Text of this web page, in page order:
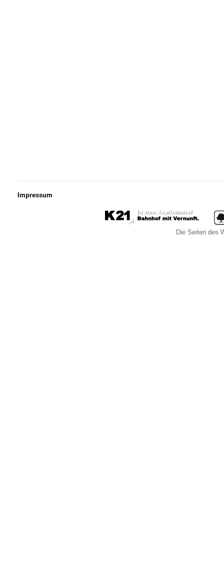
Impressum
Die Seiten des